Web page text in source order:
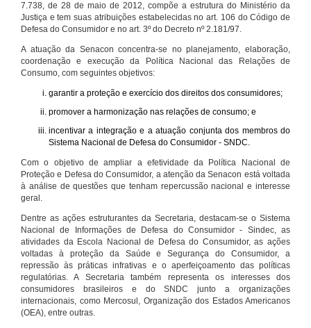
7.738, de 28 de maio de 2012, compõe a estrutura do Ministério da
Justiça e tem suas atribuições estabelecidas no art. 106 do Código de
Defesa do Consumidor e no art. 3º do Decreto nº 2.181/97.
A atuação da Senacon concentra-se no planejamento, elaboração,
coordenação e execução da Política Nacional das Relações de
Consumo, com seguintes objetivos:
garantir a proteção e exercício dos direitos dos consumidores;
promover a harmonização nas relações de consumo; e
incentivar a integração e a atuação conjunta dos membros do
Sistema Nacional de Defesa do Consumidor - SNDC.
Com o objetivo de ampliar a efetividade da Política Nacional de
Proteção e Defesa do Consumidor, a atenção da Senacon está voltada
à análise de questões que tenham repercussão nacional e interesse
geral.
Dentre as ações estruturantes da Secretaria, destacam-se o Sistema
Nacional de Informações de Defesa do Consumidor - Sindec, as
atividades da Escola Nacional de Defesa do Consumidor, as ações
voltadas à proteção da Saúde e Segurança do Consumidor, a
repressão às práticas infrativas e o aperfeiçoamento das políticas
regulatórias. A Secretaria também representa os interesses dos
consumidores brasileiros e do SNDC junto a organizações
internacionais, como Mercosul, Organização dos Estados Americanos
(OEA), entre outras.